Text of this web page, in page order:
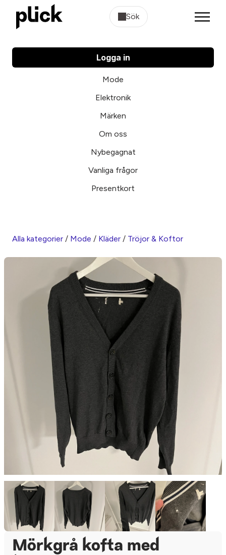
Sök
Logga in
Mode
Elektronik
Märken
Om oss
Nybegagnat
Vanliga frågor
Presentkort
Alla kategorier / Mode / Kläder / Tröjor & Koftor
Mörkgrå kofta med